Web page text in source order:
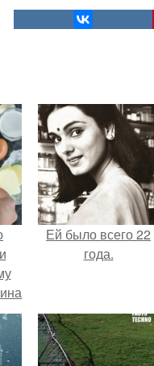
Ей было всего 22
года.